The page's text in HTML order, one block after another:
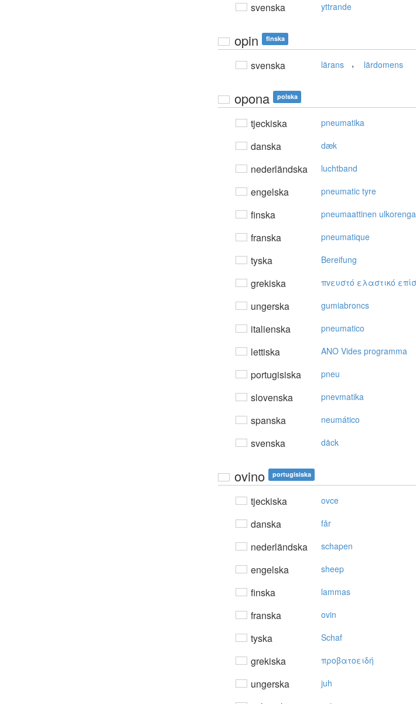
svenska yttrande
opin finska
svenska lärans , lärdomens
opona polska
tjeckiska pneumatika
danska dæk
nederländska luchtband
engelska pneumatic tyre
finska pneumaattinen
franska pneumatique
tyska Bereifung
grekiska πvευστό ελαστικό
ungerska gumiabroncs
italienska pneumatico
lettiska ANO Vides programma
portugisiska pneu
slovenska pnevmatika
spanska neumático
svenska däck
ovino portugisiska
tjeckiska ovce
danska får
nederländska schapen
engelska sheep
finska lammas
franska ovin
tyska Schaf
grekiska πρoβατoειδή
ungerska juh